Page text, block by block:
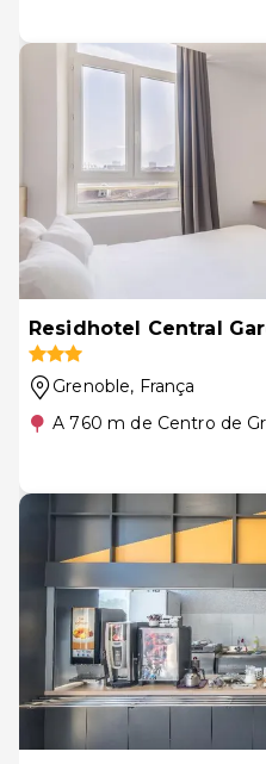
Residhotel Central
Grenoble, França
A 760 m de Centro de